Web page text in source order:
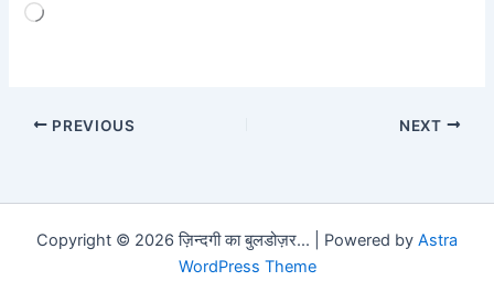
Loading…
PREVIOUS NEXT
Copyright © 2026 ज़िन्दगी का बुलडोज़र... | Powered by Astra
WordPress Theme